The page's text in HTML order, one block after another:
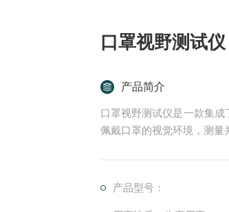
口罩视野测试仪
产品简介
口罩视野测试仪是一款集
佩戴口罩的视觉环境，测量
产品型号：